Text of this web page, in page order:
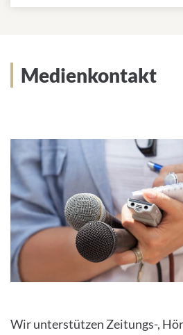
Medienkontakt und
Medienkontakt
Wir unterstützen Zeitungs-,